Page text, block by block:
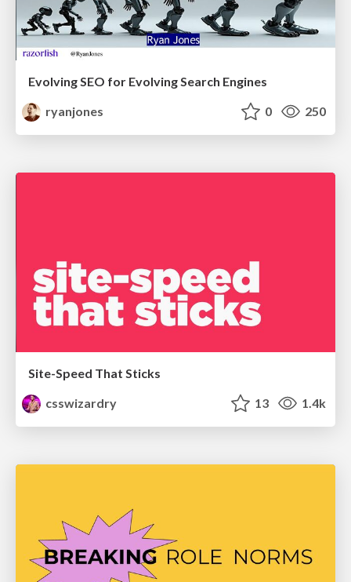
Evolving SEO for Evolving Search Engines
ryanjones
0 250
Site-Speed That Sticks
csswizardry
13 1.4k